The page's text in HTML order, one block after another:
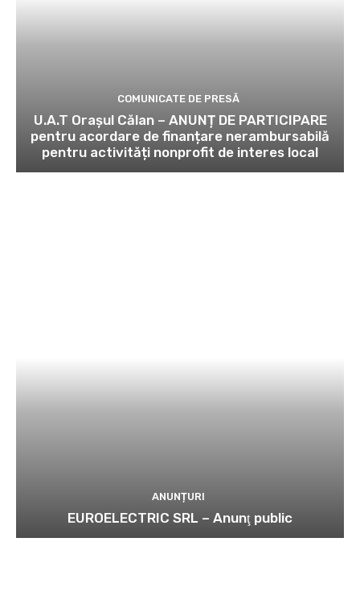
COMUNICATE DE PRESĂ
U.A.T Orașul Călan – ANUNȚ DE PARTICIPARE
pentru acordare de finanțare nerambursabilă
pentru activități nonprofit de interes local
ANUNȚURI
EUROELECTRIC SRL – Anunţ public